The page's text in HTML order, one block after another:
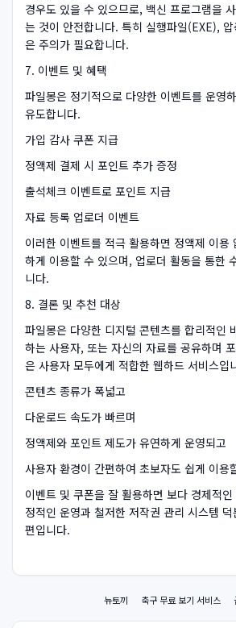
경우도 있을 수 있으므로, 백신 프로그램을
는 것이 안전합니다. 특히 실행파일(EXE),
은 주의가 필요합니다.
7. 이벤트 및 혜택
파일몽은 정기적으로 다양한 이벤트를 운영
유도합니다.
가입 감사 쿠폰 지급
정액제 결제 시 포인트 추가 증정
출석체크 이벤트로 포인트 지급
자료 등록 업로더 이벤트
이러한 이벤트를 적극 활용하면 정액제 이용
하게 이용할 수 있으며, 업로더 활동을 통한
니다.
8. 결론 및 추천 대상
파일몽은 다양한 디지털 콘텐츠를 합리적인
하는 사용자, 또는 자신의 자료를 공유하며
은 사용자 모두에게 적합한 웹하드 서비스입
콘텐츠 종류가 폭넓고
다운로드 속도가 빠르며
정액제와 포인트 제도가 유연하게 운영되고
사용자 환경이 간편하여 초보자도 쉽게 이용
이벤트 및 쿠폰을 잘 활용하면 보다 경제적
정적인 운영과 철저한 저작권 관리 시스템
편입니다.
뉴토끼 축구 무료 보기 서비스